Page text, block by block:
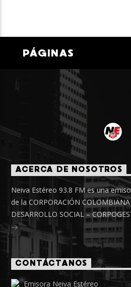
PÁGINAS
ACERCA DE NOSOTROS
Neiva Estéreo 93.8 FM es una
de la CORPORACIÓN
DESARROLLO SOCIAL –
CONTÁCTANOS
Emisora Neiva Estéreo